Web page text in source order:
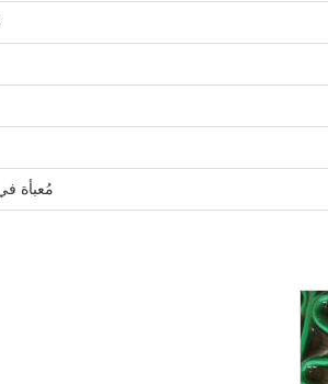
مُعبأة